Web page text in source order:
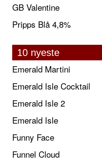
GB Valentine
Pripps Blå 4,8%
10 nyeste
Emerald Martini
Emerald Isle Cocktail
Emerald Isle 2
Emerald Isle
Funny Face
Funnel Cloud